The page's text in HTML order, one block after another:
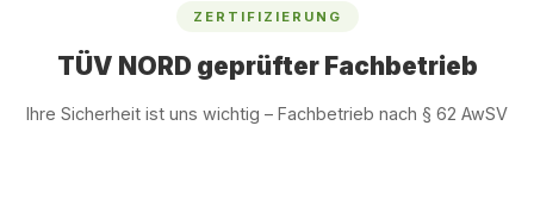
ZERTIFIZIERUNG
TÜV NORD geprüfter Fachbetrieb
Ihre Sicherheit ist uns wichtig – Fachbetrieb nach § 62 AwSV